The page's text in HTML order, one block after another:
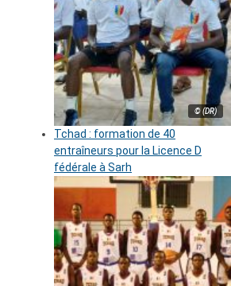
© (DR)
Tchad : formation de 40
entraîneurs pour la Licence D
fédérale à Sarh